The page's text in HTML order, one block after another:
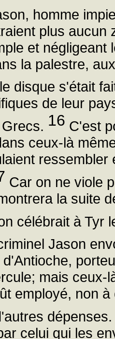
homme
plus aucun
et
la palestre,
disque s'était
de leur
16 C'est
ceux-là
Car on ne viole
la suite
célébrait à Tyr
Jason
mais ceux-
employé, non
celui qui les